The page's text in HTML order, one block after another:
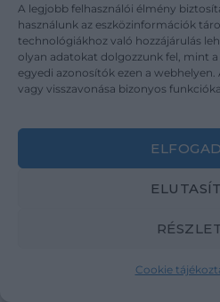
A legjobb felhasználói élmény
használunk az eszközinformációk
technológiákhoz való hozzájárulás
olyan adatokat dolgozzunk fel, mint a
egyedi azonosítók ezen a
vagy visszavonása bizonyos
Cookie
alkalommal megjelenő
adott kiadványon
meg nem haladó
Az árkötöttség hatálya alá
kézbesítési és szállítási
egészben történő
meghatározása során az
díj kalkulálásra kerül.